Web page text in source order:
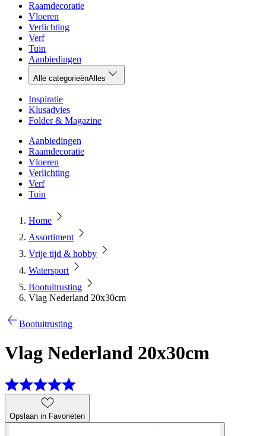
Raamdecoratie
Vloeren
Verlichting
Verf
Tuin
Aanbiedingen
Alle categorieënAlles
Inspiratie
Klusadvies
Folder & Magazine
Aanbiedingen
Raamdecoratie
Vloeren
Verlichting
Verf
Tuin
Home
Assortiment
Vrije tijd & hobby
Watersport
Bootuitrusting
Vlag Nederland 20x30cm
Bootuitrusting
Vlag Nederland 20x30cm
Opslaan in Favorieten